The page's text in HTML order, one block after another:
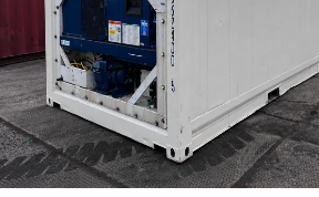
Подольске.
872623-9 в Подольске?
HLXU 872623-9?